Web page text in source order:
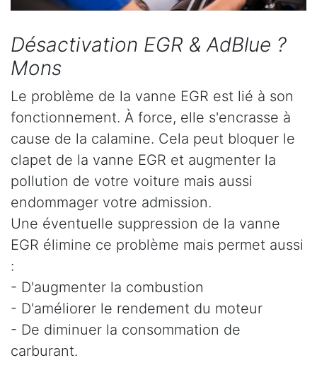
Désactivation EGR & AdBlue ?
Mons
Le problème de la vanne EGR est lié à son
fonctionnement. À force, elle s'encrasse à
cause de la calamine. Cela peut bloquer le
clapet de la vanne EGR et augmenter la
pollution de votre voiture mais aussi
endommager votre admission.
Une éventuelle suppression de la vanne
EGR élimine ce problème mais permet aussi
:
- D'augmenter la combustion
- D'améliorer le rendement du moteur
- De diminuer la consommation de
carburant.